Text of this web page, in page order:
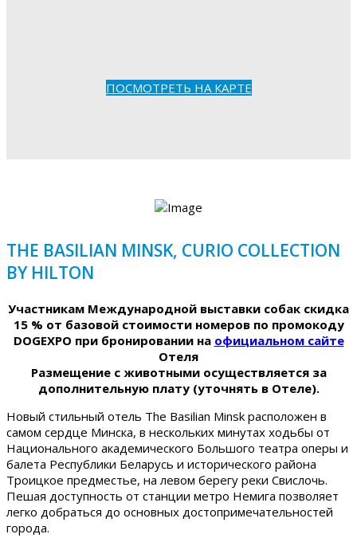
ПОСМОТРЕТЬ НА КАРТЕ
THE BASILIAN MINSK, CURIO COLLECTION
BY HILTON
Участникам Международной выставки собак скидка
15 % от базовой стоимости номеров по промокоду
DOGEXPO при бронировании на официальном сайте
Отеля
Размещение с животными осуществляется за
дополнительную плату (уточнять в Отеле).
Новый стильный отель The Basilian Minsk расположен в
самом сердце Минска, в нескольких минутах ходьбы от
Национального академического Большого театра оперы и
балета Республики Беларусь и исторического района
Троицкое предместье, на левом берегу реки Свислочь.
Пешая доступность от станции метро Немига позволяет
легко добраться до основных достопримечательностей
города.